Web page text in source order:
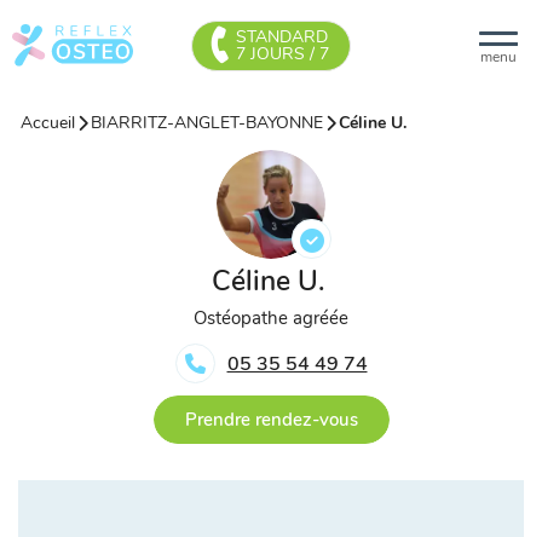
menu
STANDARD
7 JOURS / 7
Accueil BIARRITZ-ANGLET-BAYONNE Céline U.
Céline U.
Ostéopathe agréée
05 35 54 49 74
Prendre rendez-vous